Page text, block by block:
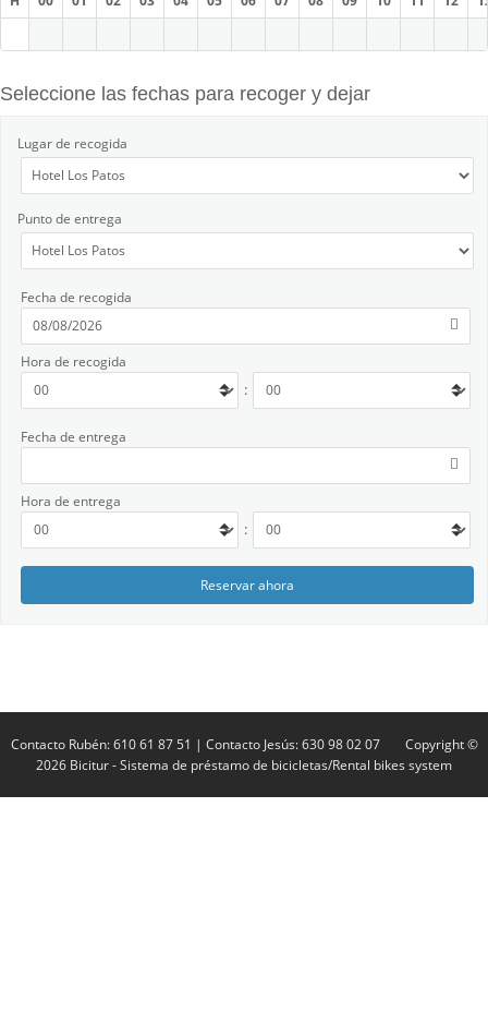
Seleccione las fechas para recoger y dejar
Lugar de recogida
Punto de entrega
Fecha de recogida
Hora de recogida
:
Fecha de entrega
Hora de entrega
:
Contacto Rubén: 610 61 87 51 | Contacto Jesús: 630 98 02 07
Copyright ©
2026 Bicitur- Sistema de préstamo de bicicletas/Rental bikes system